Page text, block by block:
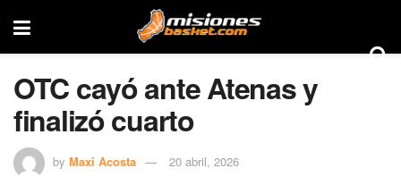
OTC cayó ante Atenas y
finalizó cuarto
by Maxi Acosta 20 abril, 2026